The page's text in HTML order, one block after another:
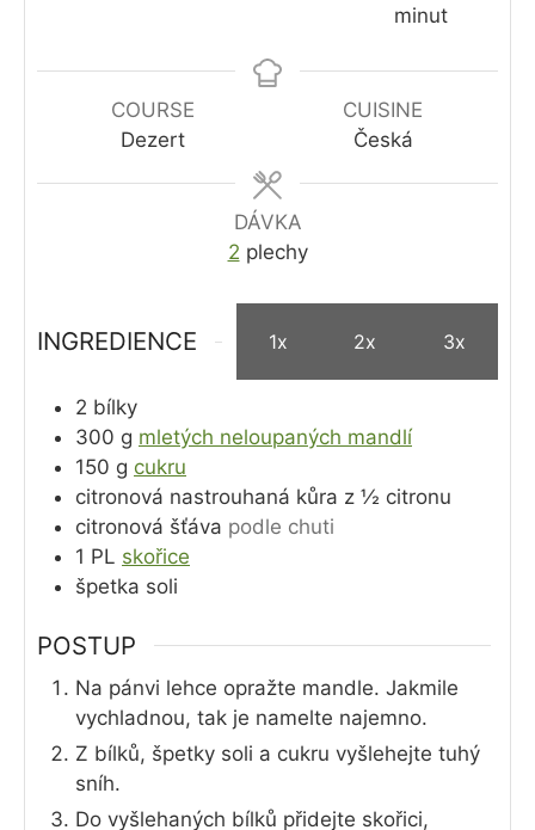
minut
COURSE
Dezert
CUISINE
Česká
DÁVKA
2 plechy
INGREDIENCE 1x 2x 3x
2 bílky
300 g mletých neloupaných mandlí
150 g cukru
citronová nastrouhaná kůra z ½ citronu
citronová šťáva podle chuti
1 PL skořice
špetka soli
POSTUP
Na pánvi lehce opražte mandle. Jakmile
vychladnou, tak je namelte najemno.
Z bílků, špetky soli a cukru vyšlehejte tuhý
sníh.
Do vyšlehaných bílků přidejte skořici,